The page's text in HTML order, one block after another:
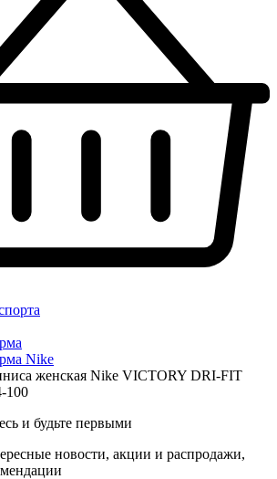
Nike
женская Nike VICTORY DRI-FIT
100
и будьте первыми
новости, акции и распродажи,